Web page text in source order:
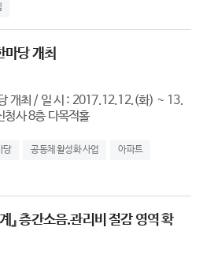
당 개최
개최 / 일 시 : 2017.12.12.(화) ~ 13.
청사 8층 다목적홀
당 공동체 활성화 사업 아파트
』 층간소음.관리비 절감 영역 확